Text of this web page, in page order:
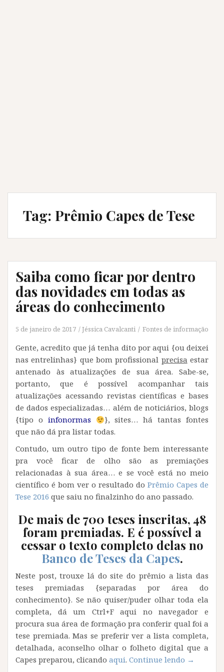
Tag: Prêmio Capes de Tese
Saiba como ficar por dentro
das novidades em todas as
áreas do conhecimento
5 de janeiro de 2017 Jéssica Cavalcanti Fontes de informação
Gente, acredito que já tenha dito por aqui {ou deixei
nas entrelinhas} que bom profissional precisa estar
antenado às atualizações de sua área. Sabe-se,
portanto, que é possível acompanhar tais
atualizações acessando revistas científicas e bases
de dados especializadas… além de noticiários, blogs
{tipo o infonormas
}, sites… há tantas fontes
que não dá pra listar todas.
Contudo, um outro tipo de fonte bem interessante
pra você ficar de olho são as premiações
relacionadas à sua área… e se você está no meio
científico é bom ver o resultado do Prêmio Capes de
Tese 2016 que saiu no finalzinho do ano passado.
De mais de 700 teses inscritas, 48
foram premiadas. E é possível a
cessar o texto completo delas no
Banco de Teses da Capes.
Neste post, trouxe lá do site do prêmio a lista das
teses premiadas {separadas por área do
conhecimento}. Se não quiser/puder olhar toda ela
completa, dá um Ctrl+F aqui no navegador e
procura sua área de formação pra conferir qual foi a
tese premiada. Mas se preferir ver a lista completa,
detalhada, aconselho olhar o folheto digital que a
Capes preparou, clicando aqui. Continue lendo “Saiba
→